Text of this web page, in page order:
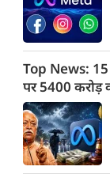
Top News: 15
पर 5400 करोड़
मोहन भागवत